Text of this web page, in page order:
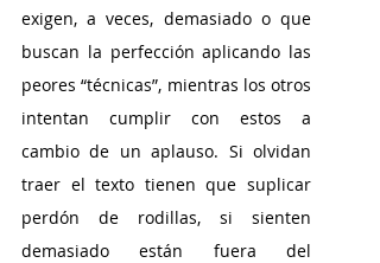
exigen, a veces, demasiado o que
buscan la perfección aplicando las
peores “técnicas”, mientras los otros
intentan cumplir con estos a
cambio de un aplauso. Si olvidan
traer el texto tienen que suplicar
perdón de rodillas, si sienten
demasiado están fuera del